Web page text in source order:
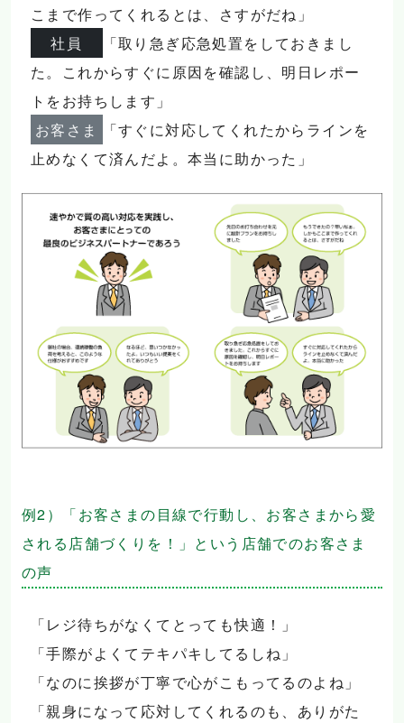
こまで作ってくれるとは、さすがだね」
社員
「取り急ぎ応急処置をしておきまし
た。これからすぐに原因を確認し、明日レポー
トをお持ちします」
お客さま
「すぐに対応してくれたからラインを
止めなくて済んだよ。本当に助かった」
例2）「お客さまの目線で行動し、お客さまから愛
される店舗づくりを！」という店舗でのお客さま
の声
「レジ待ちがなくてとっても快適！」
「手際がよくてテキパキしてるしね」
「なのに挨拶が丁寧で心がこもってるのよね」
「親身になって応対してくれるのも、ありがた